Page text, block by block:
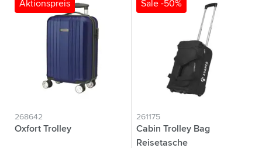
Aktionspreis
268642
Oxfort Trolley
Sale -50%
261175
Cabin Trolley Bag
Reisetasche